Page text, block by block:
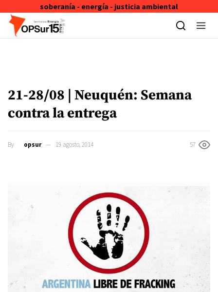
soberanía - energía - justicia ambiental
Skip to content
21-28/08 | Neuquén: Semana
contra la entrega
By opsur 19 agosto, 2014 57